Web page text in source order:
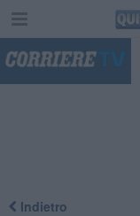
Indietro